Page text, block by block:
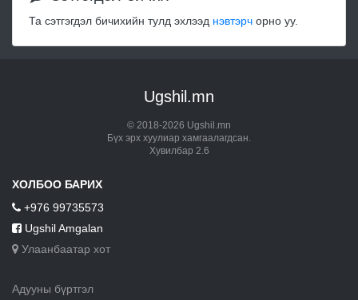
Та сэтгэгдэл бичихийн тулд эхлээд нэвтэрч орно уу.
Ugshil.mn
© 2018-2026 Ugshil.mn
Бүх эрх хуулиар хамгаалагдсан.
Хувилбар 2.6
ХОЛБОО БАРИХ
+976 99735573
Ugshil Amgalan
Улаанбаатар хот
Адууны бүртгэл